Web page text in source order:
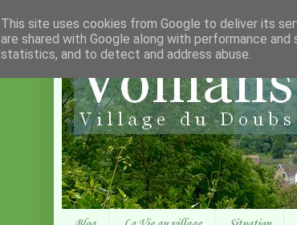
This site uses cookies from Google to deliver its
are shared with Google along with performance
statistics, and to detect and address abuse.